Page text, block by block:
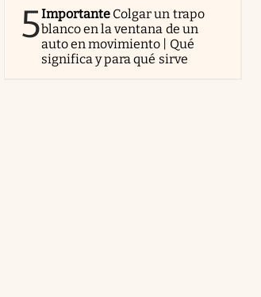
5Importante Colgar un trapo
blanco en la ventana de un
auto en movimiento | Qué
significa y para qué sirve